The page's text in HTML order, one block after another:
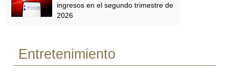
ingresos en el segundo trimestre de
2026
Personal y Tigo obtienen licencias
para 5G en Paraguay
Entretenimiento